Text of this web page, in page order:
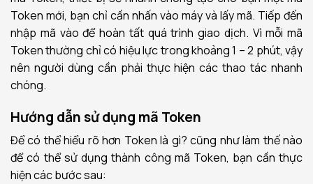
Token mới, bạn chỉ cần nhấn vào máy và lấy mã. Tiếp đến
nhập mã vào để hoàn tất quá trình giao dịch. Vì mỗi mã
Token thường chỉ có hiệu lực trong khoảng 1 – 2 phút, vậy
nên người dùng cần phải thực hiện các thao tác nhanh
chóng.
Hướng dẫn sử dụng mã Token
Để có thể hiểu rõ hơn Token là gì? cũng như làm thế nào
để có thể sử dụng thành công mã Token, bạn cần thực
hiện các bước sau: